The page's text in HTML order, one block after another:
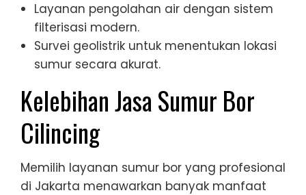
Layanan pengolahan air dengan sistem
filterisasi modern.
Survei geolistrik untuk menentukan lokasi
sumur secara akurat.
Kelebihan Jasa Sumur Bor
Cilincing
Memilih layanan sumur bor yang profesional
di Jakarta menawarkan banyak manfaat